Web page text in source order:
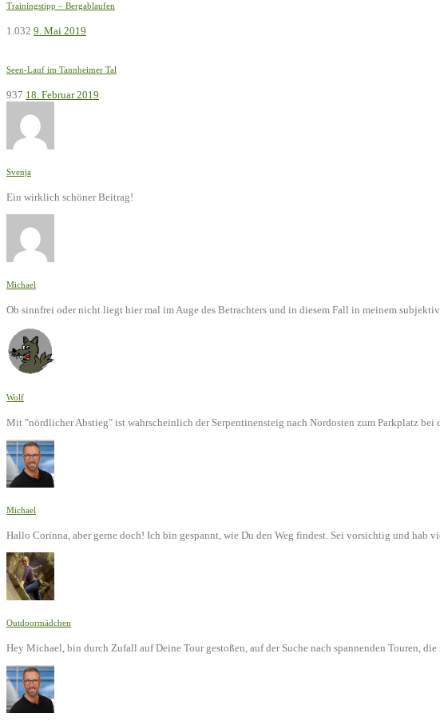
Trainingstipp – Bergablaufen
1.032 9. Mai 2019
Seen-Lauf im Tannheimer Tal
937 18. Februar 2019
Svenja
Ein wirklich schöner Beitrag!
Michael
Ob sinnfrei oder nicht liegt hier mal im Auge des Betrachters und in diesem Fall in meinem
Wolf
Mit "nördlicher Abstieg" ist wahrscheinlich der Serpentinensteig nach Nordosten zum Parkplatz
Michael
Hallo Corinna, aber gerne doch! Ich bin gespannt, wie Du den Weg findest. Sei vorsichtig und
Outdoormädchen
Hey Michael, bin durch Zufall auf Deine Tour gestoßen, auf der Suche nach spannenden Touren,